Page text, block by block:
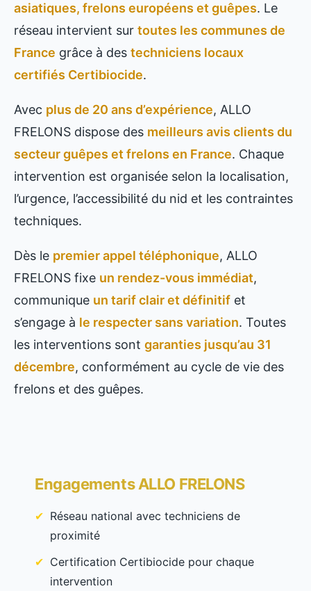
asiatiques, frelons européens et guêpes. Le
réseau intervient sur toutes les communes de
France grâce à des techniciens locaux
certifiés Certibiocide.
Avec plus de 20 ans d’expérience, ALLO
FRELONS dispose des meilleurs avis clients du
secteur guêpes et frelons en France. Chaque
intervention est organisée selon la localisation,
l’urgence, l’accessibilité du nid et les contraintes
techniques.
Dès le premier appel téléphonique, ALLO
FRELONS fixe un rendez-vous immédiat,
communique un tarif clair et définitif et
s’engage à le respecter sans variation. Toutes
les interventions sont garanties jusqu’au 31
décembre, conformément au cycle de vie des
frelons et des guêpes.
Engagements ALLO FRELONS
Réseau national avec techniciens de
proximité
Certification Certibiocide pour chaque
intervention